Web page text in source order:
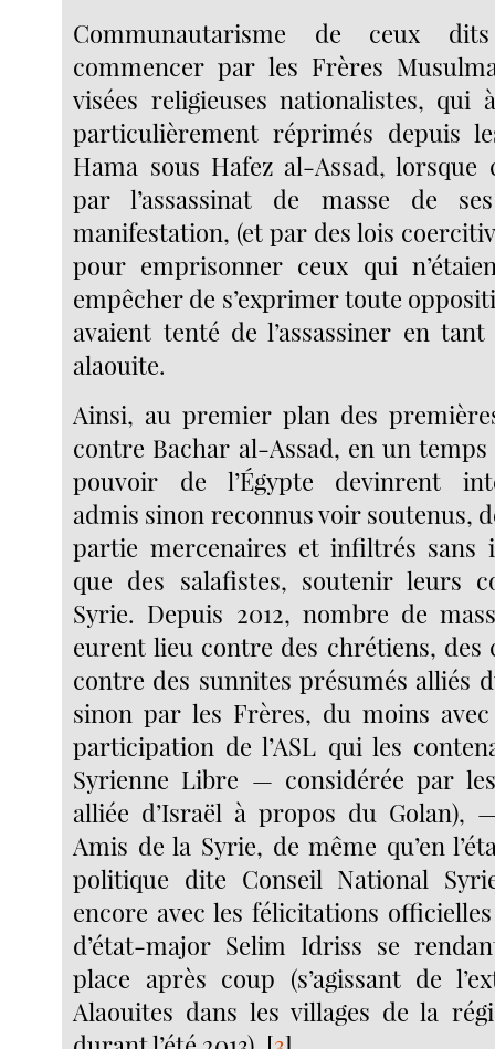
Communautarisme de ceux
commencer par les Frères
visées religieuses nationalistes,
particulièrement réprimés depuis
Hama sous Hafez al-Assad,
par l’assassinat de masse de
manifestation, (et par des lois
pour emprisonner ceux qui
empêcher de s’exprimer toute
avaient tenté de l’assassiner en
alaouite.
Ainsi, au premier plan des
contre Bachar al-Assad, en un
pouvoir de l’Égypte devinrent
admis sinon reconnus voir soutenus,
partie mercenaires et infiltrés sans
que des salafistes, soutenir leurs
Syrie. Depuis 2012, nombre de
eurent lieu contre des chrétiens, des
contre des sunnites présumés alliés
sinon par les Frères, du moins
participation de l’ASL qui les
Syrienne Libre — considérée par
alliée d’Israël à propos du Golan),
Amis de la Syrie, de même qu’en
politique dite Conseil National
encore avec les félicitations officielles
d’état-major Selim Idriss se
place après coup (s’agissant de
Alaouites dans les villages de la